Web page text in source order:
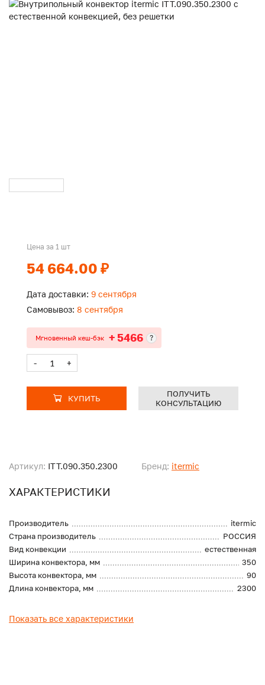
Артикул: ITT.090.350.2300 Бренд: itermic
ХАРАКТЕРИСТИКИ
Производитель
itermic
Страна производитель
РОССИЯ
Вид конвекции
естественная
Ширина конвектора, мм
350
Высота конвектора, мм
90
Длина конвектора, мм
2300
Показать все характеристики
Цена за 1 шт
54 664.00 ₽
Дата доставки: 9 сентября
Самовывоз: 8 сентября
Мгновенный кеш-бэк + 5466 ?
- +
КУПИТЬ
ПОЛУЧИТЬ
КОНСУЛЬТАЦИЮ